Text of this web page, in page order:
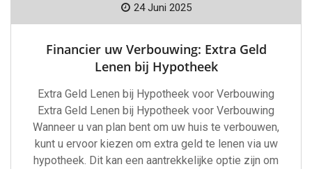
24 Juni 2025
Financier uw Verbouwing: Extra Geld
Lenen bij Hypotheek
Extra Geld Lenen bij Hypotheek voor Verbouwing
Extra Geld Lenen bij Hypotheek voor Verbouwing
Wanneer u van plan bent om uw huis te verbouwen,
kunt u ervoor kiezen om extra geld te lenen via uw
hypotheek. Dit kan een aantrekkelijke optie zijn om